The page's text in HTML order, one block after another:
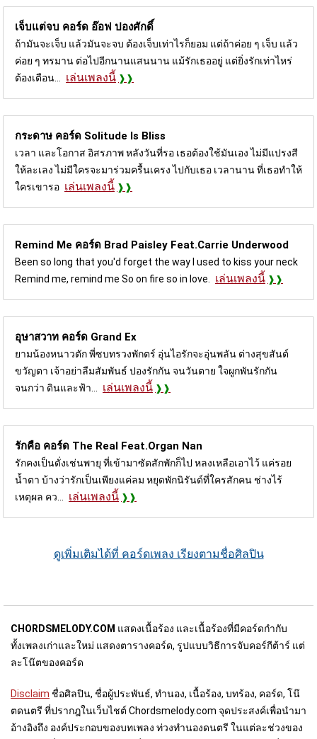
เจ็บแต่จบ คอร์ด อ๊อฟ ปองศักดิ์
ถ้ามันจะเจ็บ แล้วมันจะจบ ต้องเจ็บเท่าไรก็ยอม แต่ถ้าค่อย ๆ เจ็บ แล้ว
ค่อย ๆ ทรมาน ต่อไปอีกนานแสนนาน แม้รักเธออยู่ แต่ยิ่งรักเท่าไหร่
ต้องเตือน...
เล่นเพลงนี้
กระดาษ คอร์ด Solitude Is Bliss
เวลา และโอกาส อิสรภาพ หลังวันที่รอ เธอต้องใช้มันเอง ไม่มีแปรงสี
ให้ละเลง ไม่มีใครจะมาร่วมครื้นเครง ไปกับเธอ เวลานาน ที่เธอทำให้
ใครเขารอ เล่นเพลงนี้
Remind Me คอร์ด Brad Paisley Feat.Carrie Underwood
Been so long that you'd forget the way I used to kiss your neck
Remind me, remind me So on fire so in love.
เล่นเพลงนี้
อุษาสวาท คอร์ด Grand Ex
ยามน้องหนาวตัก พี่ซบทรวงพักตร์ อุ่นไอรักจะอุ่นพลัน ต่างสุขสันต์
ขวัญตา เจ้าอย่าลืมสัมพันธ์ ปองรักกัน จนวันตาย ใจผูกพันรักกัน
จนกว่า ดินและฟ้า...
เล่นเพลงนี้
รักคือ คอร์ด The Real Feat.Organ Nan
รักคงเป็นดั่งเช่นพายุ ที่เข้ามาซัดสักพักก็ไป หลงเหลือเอาไว้ แค่รอย
นํ้าตา บ้างว่ารักเป็นเพียงแค่ลม หยุดพักนิรันด์ที่ใครสักคน ช่างไร้
เหตุผล คว...
เล่นเพลงนี้
ดูเพิ่มเติมได้ที่ คอร์ดเพลง เรียงตามชื่อศิลปิน
CHORDSMELODY.COM แสดงเนื้อร้อง และเนื้อร้องที่มีคอร์ดกำกับ
ทั้งเพลงเก่าและใหม่ แสดงตารางคอร์ด, รูปแบบวิธีการจับคอร์กีต้าร์ แต่
ละโน๊ตของคอร์ด
Disclaim ชื่อศิลปิน, ชื่อผู้ประพันธ์, ทำนอง, เนื้อร้อง, บทร้อง, คอร์ด, โน๊
ตดนตรี ที่ปรากฎในเว็บไชต์ Chordsmelody.com จุดประสงค์เพื่อนำมา
อ้างอิงถึง องค์ประกอบของบทเพลง ท่วงทำนองดนตรี ในแต่ละช่วงของ